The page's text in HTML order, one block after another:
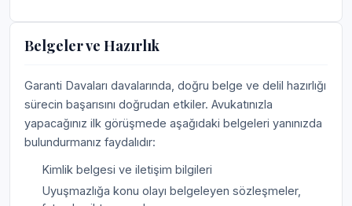
Belgeler ve Hazırlık
Garanti Davaları davalarında, doğru belge ve delil hazırlığı
sürecin başarısını doğrudan etkiler. Avukatınızla
yapacağınız ilk görüşmede aşağıdaki belgeleri yanınızda
bulundurmanız faydalıdır:
Kimlik belgesi ve iletişim bilgileri
Uyuşmazlığa konu olayı belgeleyen sözleşmeler,